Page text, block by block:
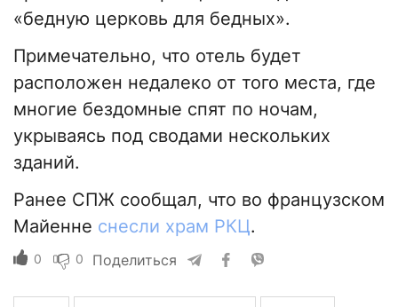
«бедную церковь для бедных».
Примечательно, что отель будет
расположен недалеко от того места, где
многие бездомные спят по ночам,
укрываясь под сводами нескольких
зданий.
Ранее СПЖ сообщал, что во французском
Майенне снесли храм РКЦ.
0 0 Поделиться